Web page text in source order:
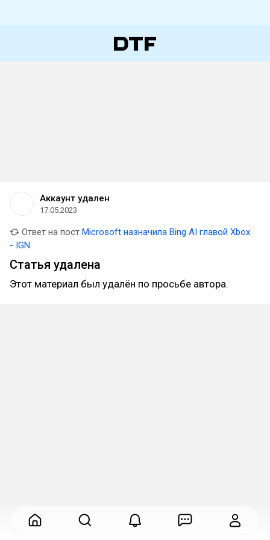
Аккаунт удален
17.05.2023
Ответ на пост Microsoft назначила Bing AI главой Xbox
- IGN
Статья удалена
Этот материал был удалён по просьбе автора.